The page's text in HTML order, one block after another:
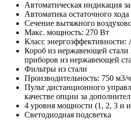
Автоматическая индикация
Автоматика остаточного хода
Сечение вытяжного
Макс. мощность: 270 Вт
Класс энергоэффективности:
Короб из нержавеющей стали
приборов из нержавеющей
Фильтры из стали
Производительность: 750 м3/ч
Пульт дистанционного
качестве опции за
4 уровня мощности (1, 2, 3 и
Светодиодная подсветка